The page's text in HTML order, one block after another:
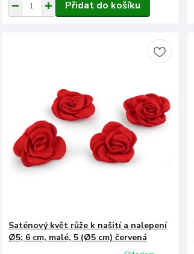
Přidat do košíku
Saténový květ růže k našití a nalepení
Ø5; 6 cm, malé, 5 (Ø5 cm) červená